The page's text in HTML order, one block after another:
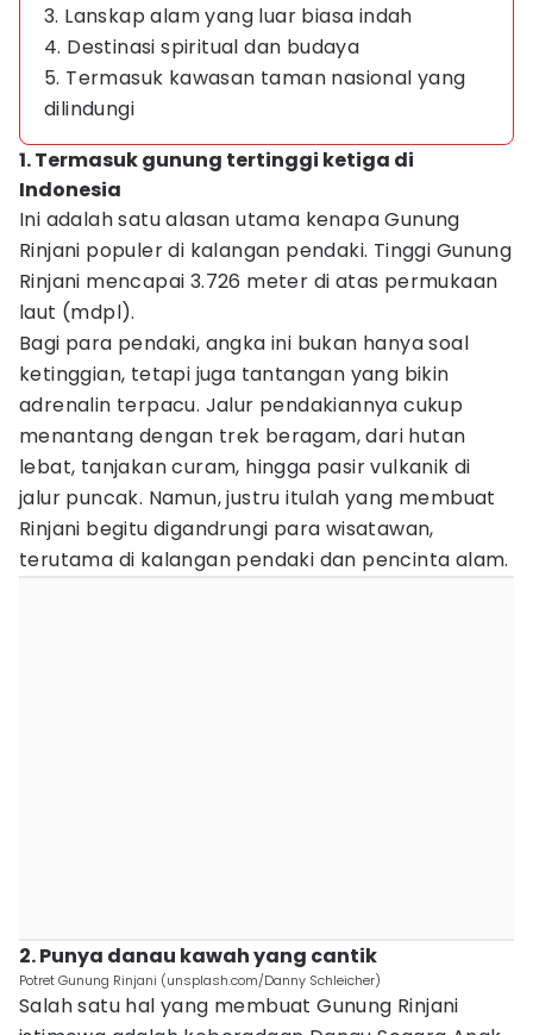
3. Lanskap alam yang luar biasa indah
4. Destinasi spiritual dan budaya
5. Termasuk kawasan taman nasional yang
dilindungi
1. Termasuk gunung tertinggi ketiga di
Indonesia
Ini adalah satu alasan utama kenapa Gunung
Rinjani populer di kalangan pendaki. Tinggi Gunung
Rinjani mencapai 3.726 meter di atas permukaan
laut (mdpl).
Bagi para pendaki, angka ini bukan hanya soal
ketinggian, tetapi juga tantangan yang bikin
adrenalin terpacu. Jalur pendakiannya cukup
menantang dengan trek beragam, dari hutan
lebat, tanjakan curam, hingga pasir vulkanik di
jalur puncak. Namun, justru itulah yang membuat
Rinjani begitu digandrungi para wisatawan,
terutama di kalangan pendaki dan pencinta alam.
2. Punya danau kawah yang cantik
Potret Gunung Rinjani (unsplash.com/Danny Schleicher)
Salah satu hal yang membuat Gunung Rinjani